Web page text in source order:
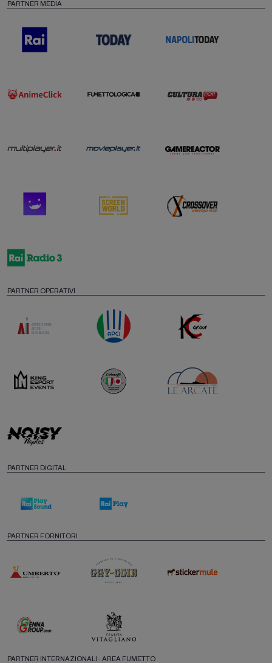
PARTNER MEDIA
PARTNER OPERATIVI
PARTNER DIGITAL
PARTNER FORNITORI
PARTNER INTERNAZIONALI - AREA FUMETTO